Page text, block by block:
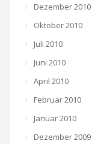
Dezember 2010
Oktober 2010
Juli 2010
Juni 2010
April 2010
Februar 2010
Januar 2010
Dezember 2009